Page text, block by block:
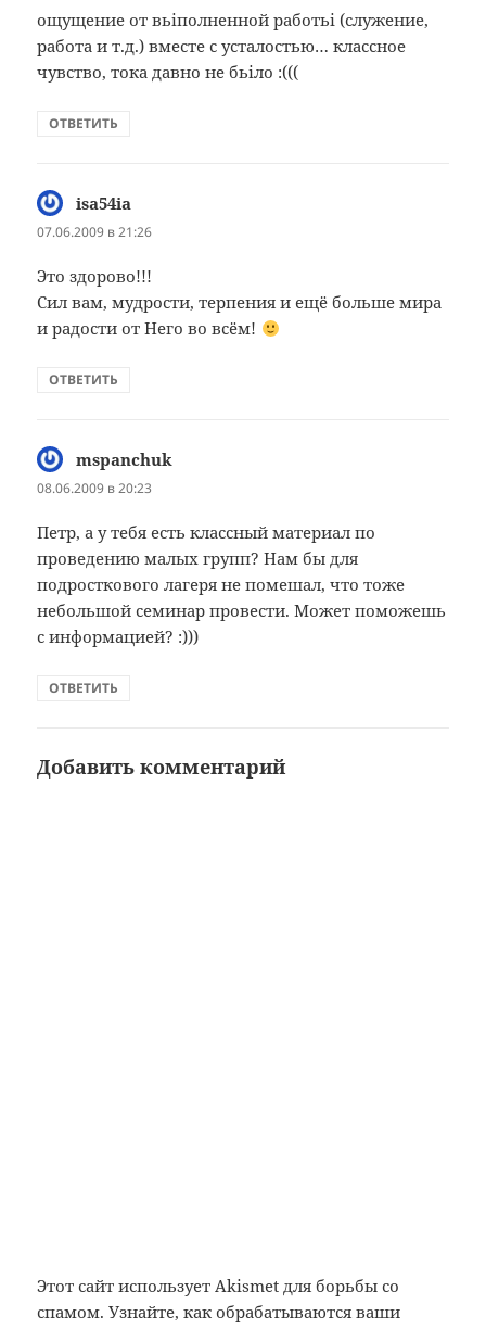
ощущение от вьіполненной работьі (служение,
работа и т.д.) вместе с усталостью… классное
чувство, тока давно не бьіло :(((
ОТВЕТИТЬ
isa54ia
07.06.2009 в 21:26
Это здорово!!!
Сил вам, мудрости, терпения и ещё больше мира
и радости от Него во всём!
ОТВЕТИТЬ
mspanchuk
08.06.2009 в 20:23
Петр, а у тебя есть классный материал по
проведению малых групп? Нам бы для
подросткового лагеря не помешал, что тоже
небольшой семинар провести. Может поможешь
с информацией? :)))
ОТВЕТИТЬ
Добавить комментарий
Этот сайт использует Akismet для борьбы со
спамом.Узнайте, как обрабатываются ваши